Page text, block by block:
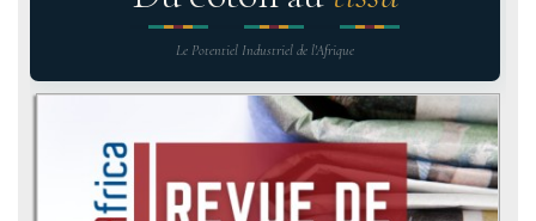
Le Potentiel Industriel de l'Afrique